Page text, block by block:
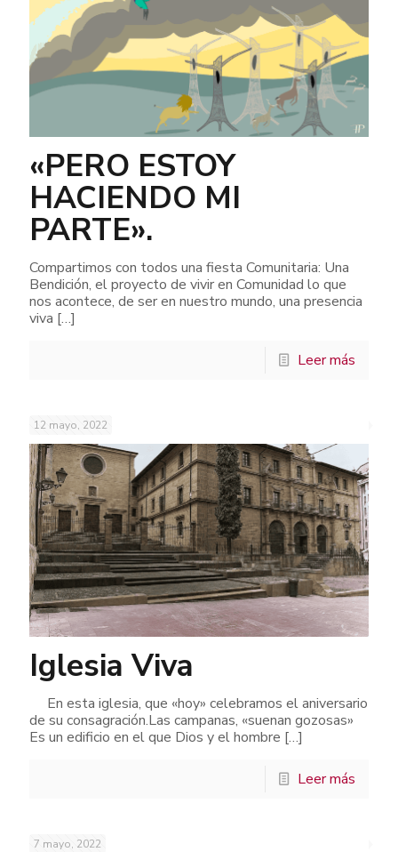
«PERO ESTOY
HACIENDO MI
PARTE».
Compartimos con todos una fiesta Comunitaria: Una
Bendición, el proyecto de vivir en Comunidad lo que
nos acontece, de ser en nuestro mundo, una presencia
viva […]
Leer más
12 mayo, 2022
Iglesia Viva
En esta iglesia, que «hoy» celebramos el aniversario
de su consagración.Las campanas, «suenan gozosas»
Es un edificio en el que Dios y el hombre […]
Leer más
7 mayo, 2022